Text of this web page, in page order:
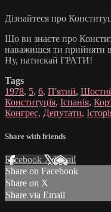
Дізнайтеся про
Що ви знаєте про
наважишся ти прийняти
Ну, натискай ГРАТИ!
Tags
1978, 5, 6, П'ятий,
Конституція, Іспанія,
Конгрес, Депутати,
Share with friends
Facebook XEmail
Share on Facebook
Share on X
Share via Email